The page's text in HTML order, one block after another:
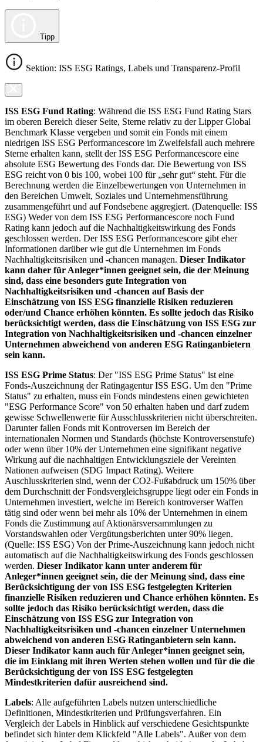
Tipp
Sektion: ISS ESG Ratings, Labels und Transparenz-Profil
ISS ESG Fund Rating: Während die ISS ESG Fund Rating Stars
im oberen Bereich dieser Seite, Sterne relativ zu der Lipper Global
Benchmark Klasse vergeben und somit ein Fonds mit einem
niedrigen ISS ESG Performancescore im Zweifelsfall auch mehrere
Sterne erhalten kann, stellt der ISS ESG Performancescore eine
absolute ESG Bewertung des Fonds dar. Die Bewertung von ISS
ESG reicht von 0 bis 100, wobei 100 für „sehr gut“ steht. Für die
Berechnung werden die Einzelbewertungen von Unternehmen in
den Bereichen Umwelt, Soziales und Unternehmensführung
zusammengeführt und auf Fondsebene aggregiert. (Datenquelle: ISS
ESG) Weder von dem ISS ESG Performancescore noch Fund
Rating kann jedoch auf die Nachhaltigkeitswirkung des Fonds
geschlossen werden. Der ISS ESG Performancescore gibt eher
Informationen darüber wie gut die Unternehmen im Fonds
Nachhaltigkeitsrisiken und -chancen managen. Dieser Indikator
kann daher für Anleger*innen geeignet sein, die der Meinung
sind, dass eine besonders gute Integration von
Nachhaltigkeitsrisiken und -chancen auf Basis der
Einschätzung von ISS ESG finanzielle Risiken reduzieren
oder/und Chance erhöhen könnten. Es sollte jedoch das Risiko
berücksichtigt werden, dass die Einschätzung von ISS ESG zur
Integration von Nachhaltigkeitsrisiken und -chancen einzelner
Unternehmen abweichend von anderen ESG Ratinganbietern
sein kann.
ISS ESG Prime Status: Der "ISS ESG Prime Status" ist eine
Fonds-Auszeichnung der Ratingagentur ISS ESG. Um den "Prime
Status" zu erhalten, muss ein Fonds mindestens einen gewichteten
"ESG Performance Score" von 50 erhalten haben und darf zudem
gewisse Schwellenwerte für Ausschlusskriterien nicht überschreiten.
Darunter fallen Fonds mit Kontroversen im Bereich der
internationalen Normen und Standards (höchste Kontroversenstufe)
oder wenn über 10% der Unternehmen eine signifikant negative
Wirkung auf die nachhaltigen Entwicklungsziele der Vereinten
Nationen aufweisen (SDG Impact Rating). Weitere
Auschlusskriterien sind, wenn der CO2-Fußabdruck um 150% über
dem Durchschnitt der Fondsvergleichsgruppe liegt oder ein Fonds in
Unternehmen investiert, welche im Bereich kontroverser Waffen
tätig sind oder wenn bei mehr als 10% der Unternehmen in einem
Fonds die Zustimmung auf Aktionärsversammlungen zu
Vorstandswahlen oder Vergütungsberichten unter 90% liegen.
(Quelle: ISS ESG) Von der Prime-Auszeichnung kann jedoch nicht
automatisch auf die Nachhaltigkeitswirkung des Fonds geschlossen
werden. Dieser Indikator kann unter anderem für
Anleger*innen geeignet sein, die der Meinung sind, dass eine
Berücksichtigung der von ISS ESG festgelegten Kriterien
finanzielle Risiken reduzieren und Chance erhöhen könnten. Es
sollte jedoch das Risiko berücksichtigt werden, dass die
Einschätzung von ISS ESG zur Integration von
Nachhaltigkeitsrisiken und -chancen einzelner Unternehmen
abweichend von anderen ESG Ratinganbietern sein kann.
Dieser Indikator kann auch für Anleger*innen geeignet sein,
die im Einklang mit ihren Werten stehen wollen und für die die
Berücksichtigung der von ISS ESG festgelegten
Mindestkriterien dafür ausreichend sind.
Labels: Alle aufgeführten Labels nutzen unterschiedliche
Definitionen, Mindestkriterien und Prüfungsverfahren. Ein
Vergleich der Labels in Hinblick auf verschiedene Gesichtspunkte
befindet sich hinter dem Klickfeld "Alle Labels". Außer von dem